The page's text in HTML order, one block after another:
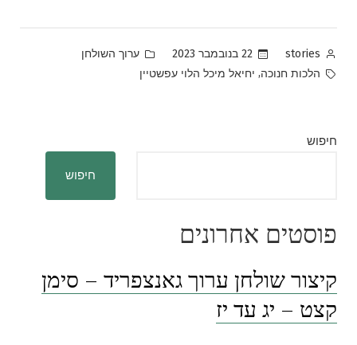
Posted
by
stories 22 בנובמבר 2023
Posted
ערוך השולחן
Tags:
הלכות חנוכה, יחיאל מיכל הלוי עפשטיין
חיפוש
חיפוש
פוסטים אחרונים
קיצור שולחן ערוך גאנצפריד – סימן
קצט – יג עד יז